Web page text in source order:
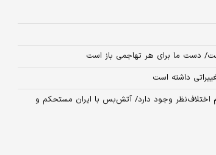
دست ما برای هر تهاجمی باز است
داشته است
اختلاف‌نظر وجود دارد/ آتش‌بس با ایران مستحکم و